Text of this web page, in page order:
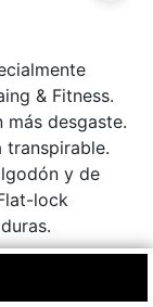
& Fitness.
desgaste.
transpirable.
y de
lock